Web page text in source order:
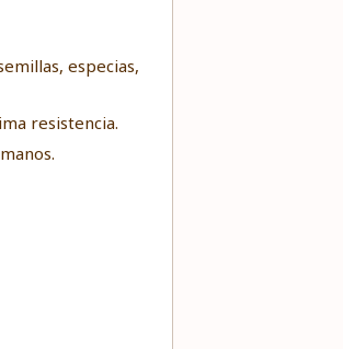
especias,
resistencia.